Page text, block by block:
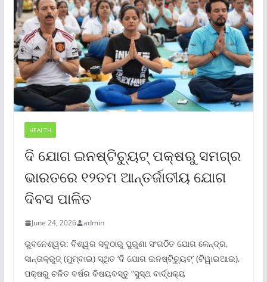
HEALTH
ଦି ଯୋଗ ଇନଷ୍ଟିଚ୍ୟୁଟ୍ ପକ୍ଷରୁ ସମଗ୍ର
ଭାରତରେ ୧୨ତମ ଆନ୍ତର୍ଜାତୀୟ ଯୋଗ
ଦିବସ ପାଳିତ
June 24, 2026 admin
ଭୁବନେଶ୍ୱର: ବିଶ୍ୱର ସବୁଠାରୁ ପୁରୁଣା ସଂଗଠିତ ଯୋଗ କେନ୍ଦ୍ର,
ସାନ୍ତାକ୍ରୁଜ୍ (ମୁମ୍ବାଇ) ସ୍ଥିତ ‘ଦି ଯୋଗ ଇନଷ୍ଟିଚ୍ୟୁଟ୍‌’ (ଟିୱାଇଆଇ),
ପକ୍ଷରୁ ଚଳିତ ବର୍ଷର ବିଷୟବସ୍ତୁ “ସୁସ୍ଥ ବାର୍ଦ୍ଧକ୍ୟ